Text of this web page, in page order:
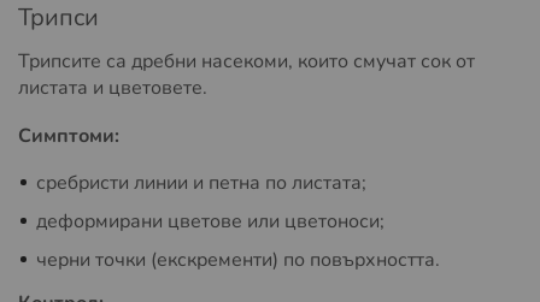
Трипси
Трипсите са дребни насекоми, които смучат сок от
листата и цветовете.
Симптоми:
сребристи линии и петна по листата;
деформирани цветове или цветоноси;
черни точки (екскременти) по повърхността.